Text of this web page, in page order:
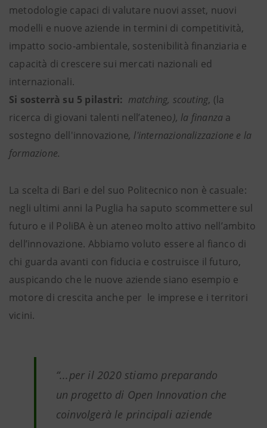
metodologie capaci di valutare nuovi asset, nuovi
modelli e nuove aziende in termini di competi­tività,
impatto socio-ambientale, sostenibilità finanziaria e
capacità di crescere sui mercati nazionali ed
internazionali.
Si sosterrà su 5 pilastri: matching, scouting, (la
ricerca di giovani talenti nell’ateneo), la finanza a
sostegno dell'innovazione, l'internazionalizzazione e la
formazione.
La scelta di Bari e del suo Politecnico non è casuale:
negli ultimi anni la Puglia ha saputo scommettere sul
futuro e il PoliBA è un ateneo molto attivo nell’ambito
dell’innovazione. Abbiamo voluto essere al fianco di
chi guarda avanti con fiducia e costruisce il futuro,
auspicando che le nuove aziende siano esempio e
motore di crescita anche per le imprese e i territori
vicini.
“...per il 2020 stiamo preparando
un progetto di Open Innovation che
coinvolgerà le principali aziende